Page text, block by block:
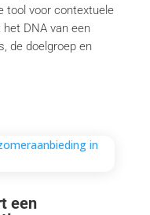
tool voor contextuele
DNA van een
de doelgroep en
een